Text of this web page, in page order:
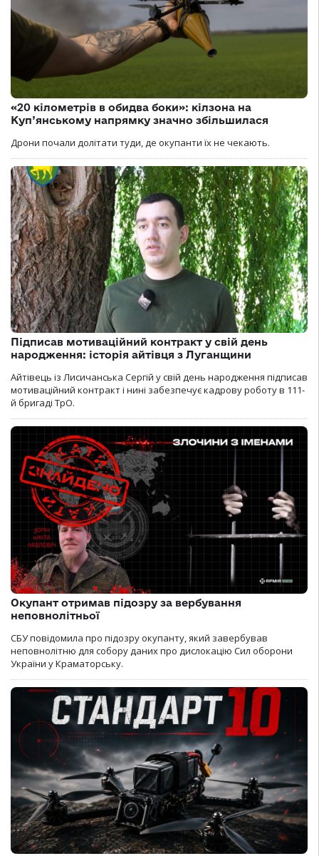
«20 кілометрів в обидва боки»: кілзона на
Куп’янському напрямку значно збільшилася
Дрони почали долітати туди, де окупанти їх не чекають.
Підписав мотиваційний контракт у свій день
народження: історія айтівця з Луганщини
Айтівець із Лисичанська Сергій у свій день народження підписав
мотиваційний контракт і нині забезпечує кадрову роботу в 111-
й бригаді ТрО.
Окупант отримав підозру за вербування
неповнолітньої
СБУ повідомила про підозру окупанту, який завербував
неповнолітню для собору даних про дислокацію Сил оборони
України у Краматорську.